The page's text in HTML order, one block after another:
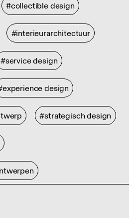
#collectible design
#interieurarchitectuur
#service design
design
#strategisch design